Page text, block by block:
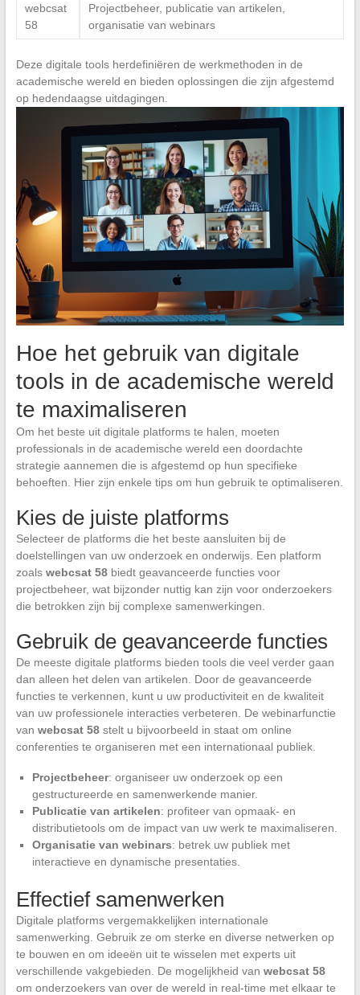
webcsat
58
Projectbeheer, publicatie van artikelen,
organisatie van webinars
Deze digitale tools herdefiniëren de werkmethoden in de
academische wereld en bieden oplossingen die zijn afgestemd
op hedendaagse uitdagingen.
Hoe het gebruik van digitale
tools in de academische wereld
te maximaliseren
Om het beste uit digitale platforms te halen, moeten
professionals in de academische wereld een doordachte
strategie aannemen die is afgestemd op hun specifieke
behoeften. Hier zijn enkele tips om hun gebruik te optimaliseren.
Kies de juiste platforms
Selecteer de platforms die het beste aansluiten bij de
doelstellingen van uw onderzoek en onderwijs. Een platform
zoals webcsat 58biedt geavanceerde functies voor
projectbeheer, wat bijzonder nuttig kan zijn voor onderzoekers
die betrokken zijn bij complexe samenwerkingen.
Gebruik de geavanceerde functies
De meeste digitale platforms bieden tools die veel verder gaan
dan alleen het delen van artikelen. Door de geavanceerde
functies te verkennen, kunt u uw productiviteit en de kwaliteit
van uw professionele interacties verbeteren. De webinarfunctie
van webcsat 58stelt u bijvoorbeeld in staat om online
conferenties te organiseren met een internationaal publiek.
Projectbeheer: organiseer uw onderzoek op een
gestructureerde en samenwerkende manier.
Publicatie van artikelen: profiteer van opmaak- en
distributietools om de impact van uw werk te maximaliseren.
Organisatie van webinars: betrek uw publiek met
interactieve en dynamische presentaties.
Effectief samenwerken
Digitale platforms vergemakkelijken internationale
samenwerking. Gebruik ze om sterke en diverse netwerken op
te bouwen en om ideeën uit te wisselen met experts uit
verschillende vakgebieden. De mogelijkheid van webcsat 58
om onderzoekers van over de wereld in real-time met elkaar te